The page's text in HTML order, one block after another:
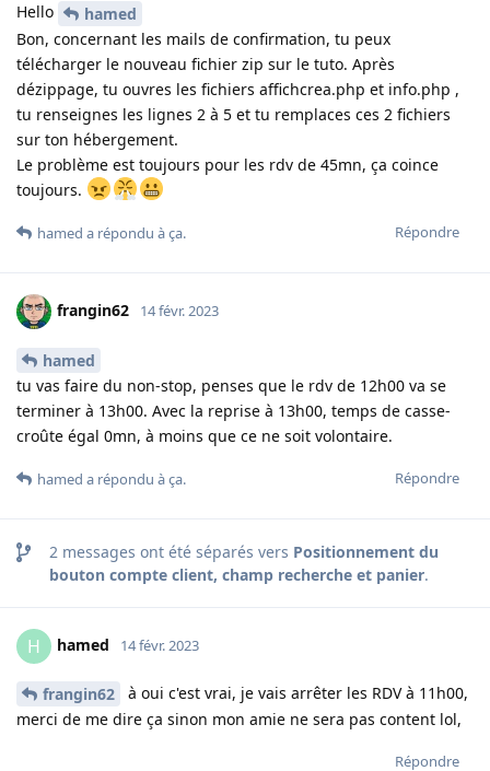
Hello
hamed
Bon, concernant les mails de confirmation, tu peux
télécharger le nouveau fichier zip sur le tuto. Après
dézippage, tu ouvres les fichiers affichcrea.php et info.php ,
tu renseignes les lignes 2 à 5 et tu remplaces ces 2 fichiers
sur ton hébergement.
Le problème est toujours pour les rdv de 45mn, ça coince
toujours.
Répondre
hamed a répondu à ça.
frangin62 14 févr. 2023
hamed
tu vas faire du non-stop, penses que le rdv de 12h00 va se
terminer à 13h00. Avec la reprise à 13h00, temps de casse-
croûte égal 0mn, à moins que ce ne soit volontaire.
Répondre
hamed a répondu à ça.
2 messages ont été séparés vers Positionnement du
bouton compte client, champ recherche et panier.
H hamed 14 févr. 2023
frangin62
à oui c'est vrai, je vais arrêter les RDV à 11h00,
merci de me dire ça sinon mon amie ne sera pas content lol,
Répondre